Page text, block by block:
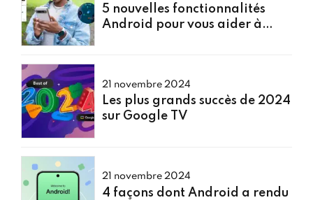
5 nouvelles fonctionnalités
Android pour vous aider à
21 novembre 2024
Les plus grands succès de 2024
sur Google TV
21 novembre 2024
4 façons dont Android a rendu